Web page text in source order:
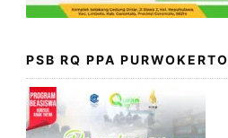
PSB RQ PPA PURWOKERTO